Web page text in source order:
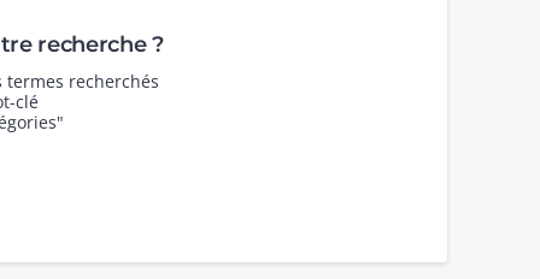
recherche ?
recherchés
clé